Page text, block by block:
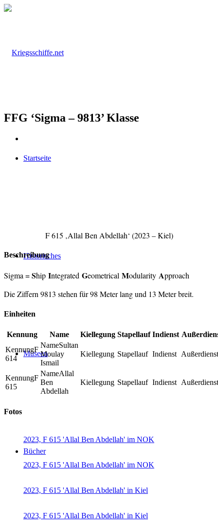
Startseite
Historisches
Museen
Bücher
FFG ‘Sigma – 9813’ Klasse
F 615 ‚Allal Ben Abdellah‘ (2023 – Kiel)
Beschreibung
Sigma =Ship Integrated Geometrical Modularity Approach
Die Ziffern 9813 stehen für 98 Meter lang und 13 Meter breit.
Einheiten
Kennung Name Kiellegung Stapellauf Indienst
F
614
Sultan
Moulay
Ismail
F
615
Allal
Ben
Abdellah
Fotos
2023, F 615 'Allal Ben Abdellah' im NOK
2023, F 615 'Allal Ben Abdellah' im NOK
2023, F 615 'Allal Ben Abdellah' in Kiel
2023, F 615 'Allal Ben Abdellah' in Kiel